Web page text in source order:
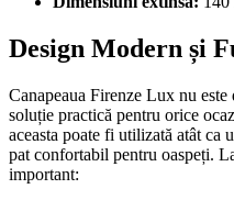
Design Modern și
Canapeaua Firenze Lux nu
soluție practică pentru orice
aceasta poate fi utilizată atât ca
pat confortabil pentru oaspeți.
important: